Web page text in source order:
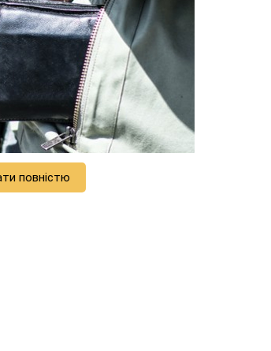
повністю